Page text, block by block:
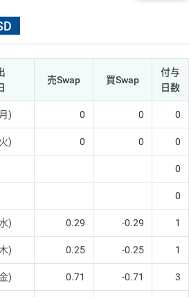
売Swap 買Swap
付与
日数
) 0 0 0
) 0 0 0
0
0
) 0.29 -0.29 1
) 0.25 -0.25 1
) 0.71 -0.71 3